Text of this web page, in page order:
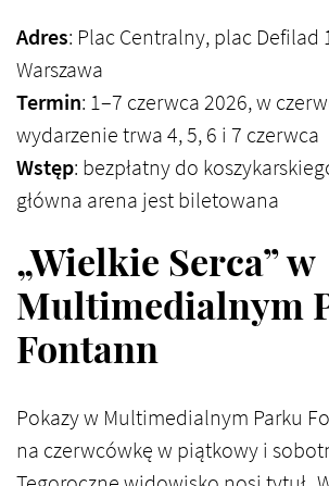
Adres: Plac Centralny, plac Defilad
Warszawa
Termin: 1–7 czerwca 2026, w
wydarzenie trwa 4, 5, 6 i 7 czerwca
Wstęp: bezpłatny do
główna arena jest biletowana
„Wielkie Serca” w
Multimedialnym
Fontann
Pokazy w Multimedialnym Parku
na czerwcówkę w piątkowy i